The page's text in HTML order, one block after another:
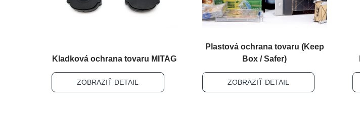
Kladková ochrana tovaru MITAG
ZOBRAZIŤ DETAIL
Plastová ochrana tovaru (Keep
Box / Safer)
ZOBRAZIŤ DETAIL